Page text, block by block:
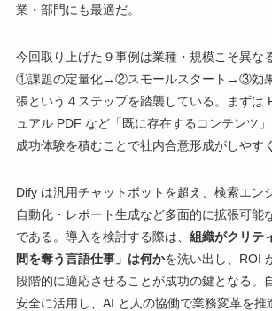
業・部門にも最適だ。
今回取り上げた９事例は業種・規模こそ異な
①課題の定量化→②スモールスタート→③効
張という４ステップを踏襲している。まずは
ュアル PDF など「既に存在するコンテンツ
成功体験を積むことで社内合意形成がしやす
Dify は汎用チャットボットを超え、検索エン
自動化・レポート生成など多面的に拡張可能
である。導入を検討する際は、 組織がクリテ
間を奪う言語仕事」は何かを洗い出し、ROI
段階的に適応させることが成功の鍵となる。
安全に活用し、AI と人の協働で業務変革を推